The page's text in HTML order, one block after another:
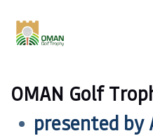
OMAN Golf
presented by